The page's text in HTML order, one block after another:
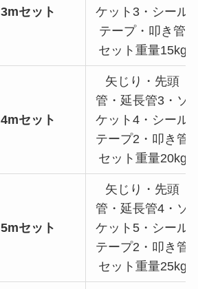
3mセット
ケット3・シール
テープ・叩き管
セット重量15kg
4mセット
矢じり・先頭
管・延長管3・ソ
ケット4・シール
テープ2・叩き管
セット重量20kg
5mセット
矢じり・先頭
管・延長管4・ソ
ケット5・シール
テープ2・叩き管
セット重量25kg